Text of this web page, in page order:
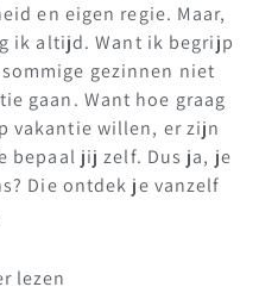
en eigen regie. Maar,
ik altijd. Want ik begrijp
gezinnen niet
gaan. Want hoe graag
vakantie willen, er zijn
bepaal jij zelf. Dus ja, je
Die ontdek je vanzelf
lezen